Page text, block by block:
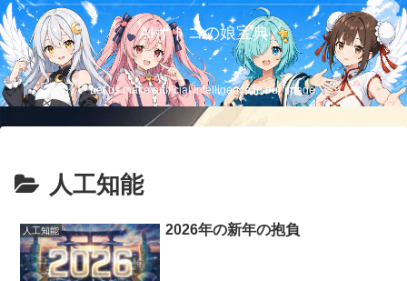
AIオトコの娘宝典
Let us make artificial intelligence in our image.
人工知能
人工知能 2026年の新年の抱負